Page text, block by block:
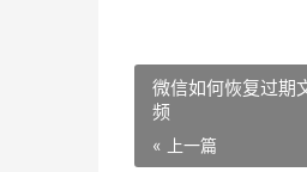
微信如何恢复过期
频
« 上一篇